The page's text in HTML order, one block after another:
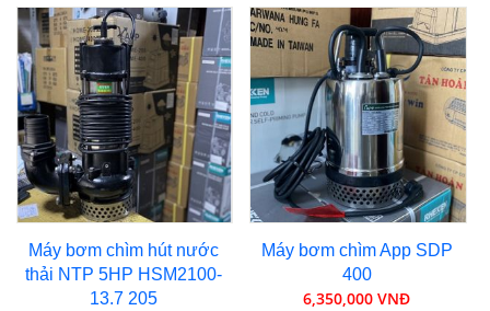
Máy bơm chìm hút nước
thải NTP 5HP HSM2100-
13.7 205
Máy bơm chìm App SDP
400
6,350,000 VNĐ